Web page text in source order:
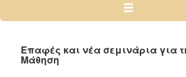
2022
2021
Επαφές και νέα σεμινάρια για
Μάθηση